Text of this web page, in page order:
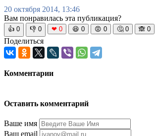
20 октября 2014, 13:46
Вам понравилась эта публикация?
👍 0 👎 0 ❤ 0 😆 0 😡 0 🤔 0 🙈 0
Поделиться
Комментарии
Оставить комментарий
Ваше имя
Ваш email